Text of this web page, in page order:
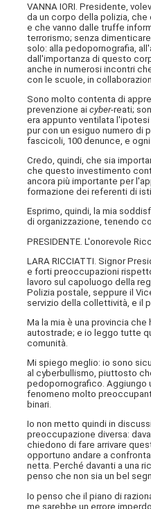
VANNA IORI. Presidente,
da un corpo della polizia,
e che vanno dalle truffe
terrorismo; senza
solo: alla pedopornografia,
dall'importanza di questo
anche in numerosi incontri
con le scuole, in
Sono molto contenta di
prevenzione aicyber-reati;
era appunto ventilata
pur con un esiguo numero
fascicoli, 100 denunce, e
Credo, quindi, che sia
che questo investimento
ancora più importante per
formazione dei referenti di
Esprimo, quindi, la mia
di organizzazione, tenendo
PRESIDENTE. L'onorevole
LARA RICCIATTI. Signor
e forti preoccupazioni
lavoro sul capoluogo della
Polizia postale, seppure il
servizio della collettività, e il
Ma la mia è una provincia
autostrade; e io leggo tutte
comunità.
Mi spiego meglio: io sono
al cyberbullismo, piuttosto
pedopornografico. Aggiungo
fenomeno molto
binari.
Io non metto quindi in
preoccupazione diversa:
chiedono di fare arrivare
opportuno andare a
netta. Perché davanti a una
penso che non sia un bel
Io penso che il piano di
me sarebbe un errore